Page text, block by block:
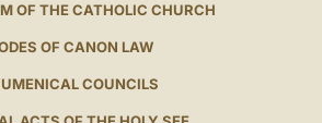
OF THE CATHOLIC CHURCH
OF CANON LAW
COUNCILS